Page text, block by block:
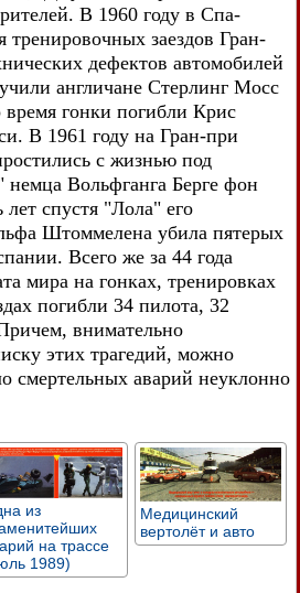
В 1960 году в Спа-
заездов Гран-
дефектов автомобилей
англичане Стерлинг Мосс
гонки погибли Крис
В 1961 году на Гран-при
с жизнью под
Вольфганга Берге фон
спустя "Лола" его
Штоммелена убила пятерых
Всего же за 44 года
мира на гонках, тренировках
погибли 34 пилота, 32
внимательно
этих трагедий, можно
смертельных аварий неуклонно
из
на трассе
1989)
Медицинский
вертолёт и авто